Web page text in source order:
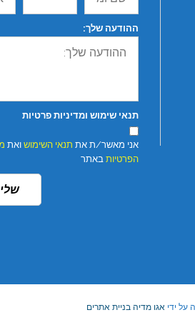
ההודעה שלך:
תנאי שימוש ומדיניות פרטיות
אני מאשר/ת את תנאי השימוש ואת
הפרטיות באתר
על ידי אגו מדיה בניית אתרים